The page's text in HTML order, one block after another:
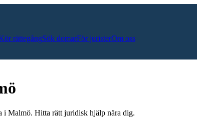
rättegångSök domarFör juristerOm oss
i Malmö. Hitta rätt juridisk hjälp nära dig.